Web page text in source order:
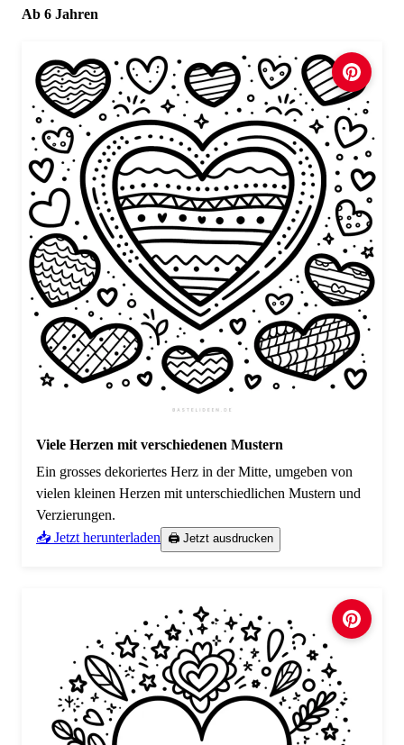
Ab 6 Jahren
Viele Herzen mit verschiedenen Mustern
Ein grosses dekoriertes Herz in der Mitte, umgeben von
vielen kleinen Herzen mit unterschiedlichen Mustern und
Verzierungen.
📥 Jetzt herunterladen
🖨️ Jetzt ausdrucken